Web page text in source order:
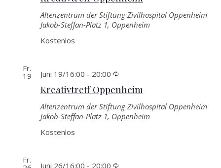
Altenzentrum der Stiftung Zivilhospital Oppenheim
Jakob-Steffan-Platz 1, Oppenheim
Kostenlos
Fr.
19
Kreativtreff Oppenheim
Juni 19/16:00 - 20:00 Wiederkehrende
Altenzentrum der Stiftung Zivilhospital Oppenheim
Jakob-Steffan-Platz 1, Oppenheim
Kostenlos
Fr.
Juni 26/16:00 - 20:00 Wiederkehrende